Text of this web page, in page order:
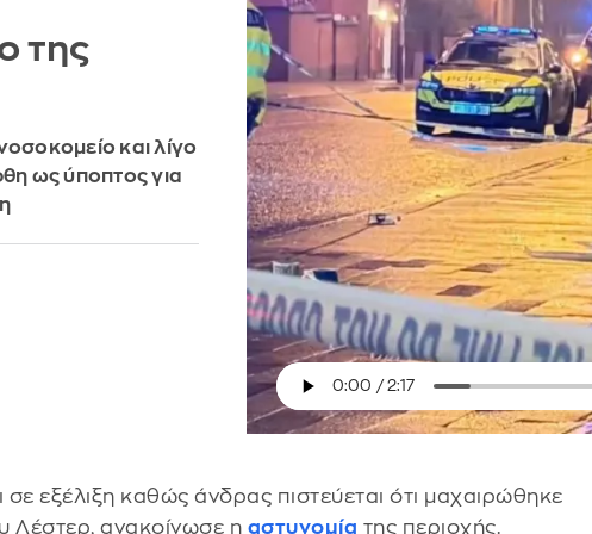
της
και λίγο
ως ύποπτος για
σε εξέλιξη καθώς άνδρας πιστεύεται ότι μαχαιρώθηκε
Λέστερ, ανακοίνωσε η αστυνομία της περιοχής.